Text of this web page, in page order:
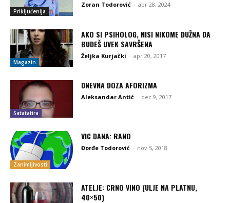
Priključenija
Zoran Todorović - apr 28, 2024
Magazin
AKO SI PSIHOLOG, NISI NIKOME DUŽNA DA
BUDEŠ UVEK SAVRŠENA
Željka Kurjački - apr 20, 2017
Satatatira
DNEVNA DOZA AFORIZMA
Aleksandar Antić - dec 9, 2017
Zanimljivosti
VIC DANA: RANO
Đorđe Todorović - nov 5, 2018
ATELJE: CRNO VINO (ULJE NA PLATNU,
40×50)